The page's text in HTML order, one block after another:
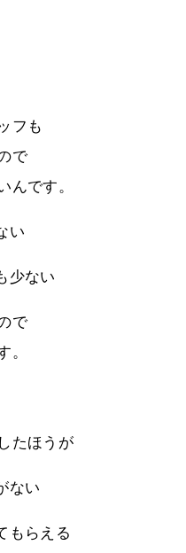
フも
で
んです。
い
少ない
で
。
たほうが
ない
もらえる